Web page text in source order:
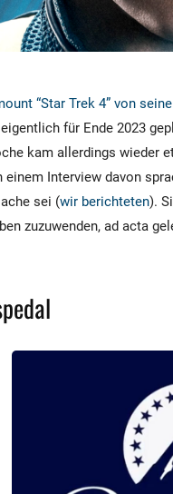
“Star Trek 4” von
für Ende 2023
kam allerdings wieder
Interview davon
sei (wir berichteten).
zuzuwenden, ad acta